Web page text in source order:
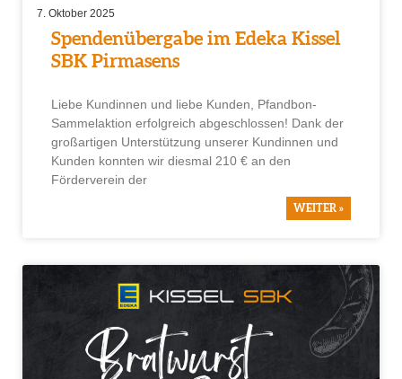
Spendenübergabe im Edeka Kissel
SBK Pirmasens
Liebe Kundinnen und liebe Kunden, Pfandbon-
Sammelaktion erfolgreich abgeschlossen! Dank der
großartigen Unterstützung unserer Kundinnen und
Kunden konnten wir diesmal 210 € an den
Förderverein der
WEITER »
7. Oktober 2025